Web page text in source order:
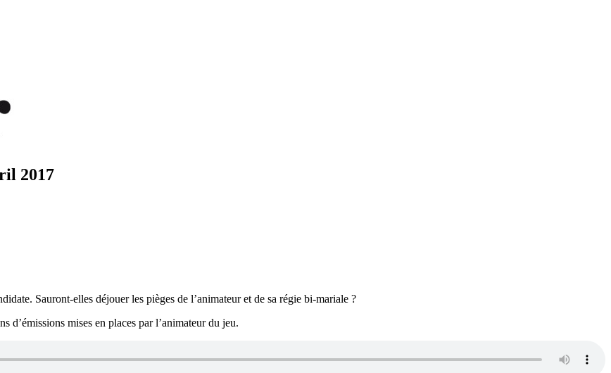
2017
Sauront-elles déjouer les pièges de l’animateur et de sa régie bi-mariale ?
d’émissions mises en places par l’animateur du jeu.